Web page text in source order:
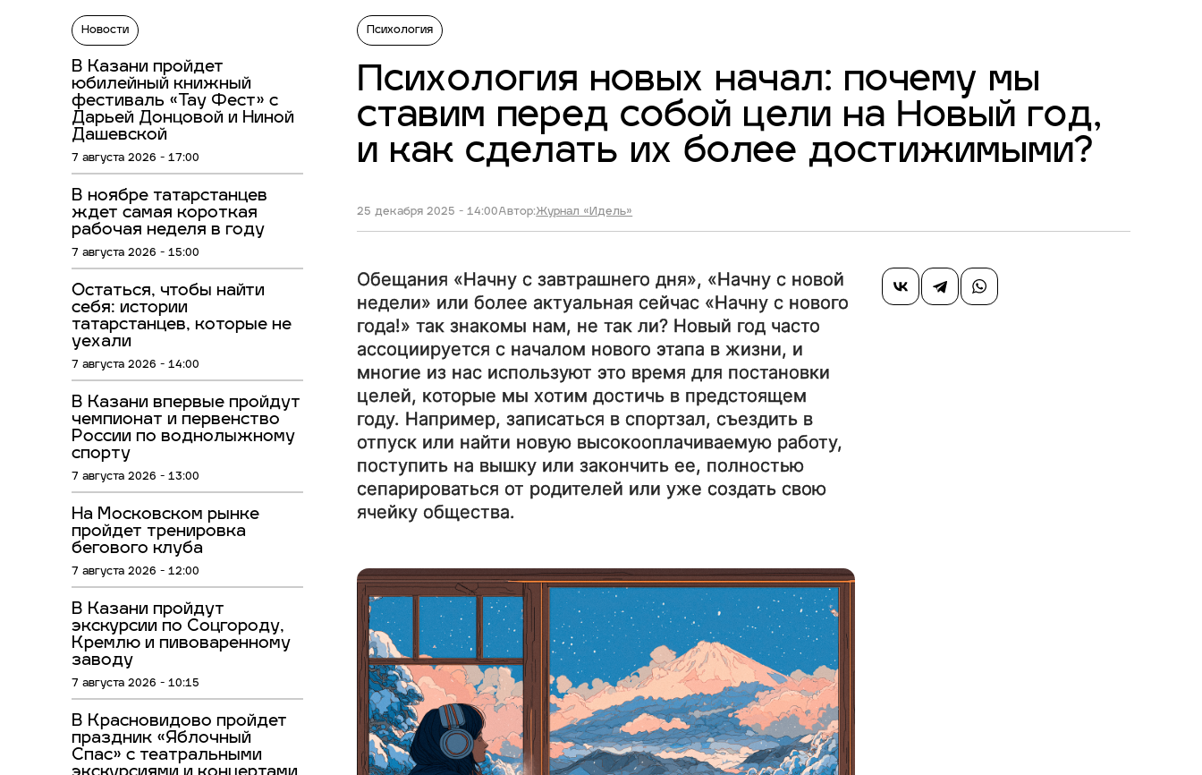
Новости
В Казани пройдет
юбилейный книжный
фестиваль «Тау Фест» с
Дарьей Донцовой и Ниной
Дашевской
7 августа 2026 - 17:00
В ноябре татарстанцев
ждет самая короткая
рабочая неделя в году
7 августа 2026 - 15:00
Остаться, чтобы найти
себя: истории
татарстанцев, которые не
уехали
7 августа 2026 - 14:00
В Казани впервые пройдут
чемпионат и первенство
России по воднолыжному
спорту
7 августа 2026 - 13:00
На Московском рынке
пройдет тренировка
бегового клуба
7 августа 2026 - 12:00
В Казани пройдут
экскурсии по Соцгороду,
Кремлю и пивоваренному
заводу
7 августа 2026 - 10:15
В Красновидово пройдет
праздник «Яблочный
Спас» с театральными
Психология
Психология новых начал: почему мы
ставим перед собой цели на Новый год,
и как сделать их более достижимыми?
25 декабря 2025 - 14:00Автор:Журнал «Идель»
Обещания «Начну с завтрашнего дня», «Начну с новой
недели» или более актуальная сейчас «Начну с нового
года!» так знакомы нам, не так ли? Новый год часто
ассоциируется с началом нового этапа в жизни, и
многие из нас используют это время для постановки
целей, которые мы хотим достичь в предстоящем
году. Например, записаться в спортзал, съездить в
отпуск или найти новую высокооплачиваемую работу,
поступить на вышку или закончить ее, полностью
сепарироваться от родителей или уже создать свою
ячейку общества.